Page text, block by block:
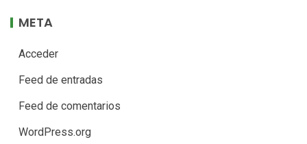
META
Acceder
Feed de entradas
Feed de comentarios
WordPress.org